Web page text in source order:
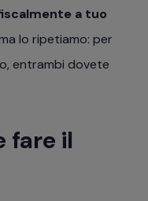
a tuo
lo ripetiamo: per
entrambi dovete
fare il